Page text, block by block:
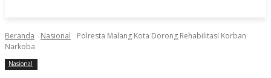
Beranda Nasional
Polresta Malang Kota Dorong Rehabilitasi Korban
Narkoba
Nasional